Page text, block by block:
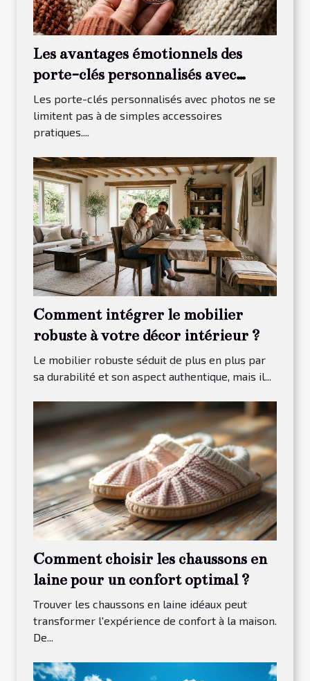
Les avantages émotionnels des
porte-clés personnalisés avec
photos
Les porte-clés personnalisés avec photos ne se
limitent pas à de simples accessoires
pratiques....
Comment intégrer le mobilier
robuste à votre décor intérieur ?
Le mobilier robuste séduit de plus en plus par
sa durabilité et son aspect authentique, mais il...
Comment choisir les chaussons en
laine pour un confort optimal ?
Trouver les chaussons en laine idéaux peut
transformer l'expérience de confort à la maison.
De...